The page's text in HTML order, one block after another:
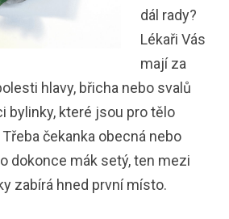
dál rady?
Lékaři Vás
mají za
hlavy, břicha nebo svalů
bylinky, které jsou pro tělo
čekanka obecná nebo
dokonce mák setý, ten mezi
zabírá hned první místo.